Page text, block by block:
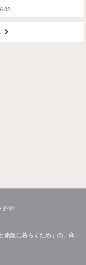
素敵に暮らすため」の、商